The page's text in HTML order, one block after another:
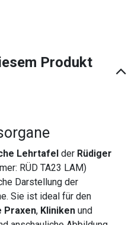
Produkt
Lehrtafel der Rüdiger
RÜD TA23 LAM)
Darstellung der
Sie ist ideal für den
Praxen, Kliniken und